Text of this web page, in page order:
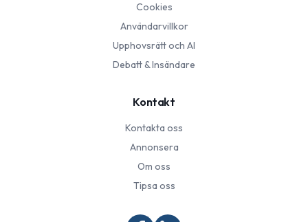
Cookies
Användarvillkor
Upphovsrätt och AI
Debatt & Insändare
Kontakt
Kontakta oss
Annonsera
Om oss
Tipsa oss